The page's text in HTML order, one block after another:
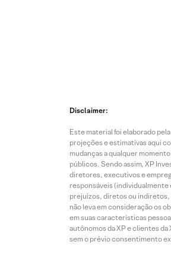
Disclaimer:
Este material foi elaborado
projeções e estimativas aqui
mudanças a qualquer
públicos. Sendo assim, XP
diretores, executivos e
responsáveis (individualmente
prejuízos, diretos ou indiretos,
não leva em consideração os
em suas características
autônomos da XP e clientes
sem o prévio consentimento